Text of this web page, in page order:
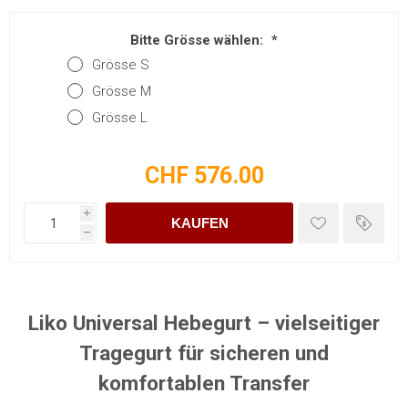
Bitte Grösse wählen: *
Grösse S
Grösse M
Grösse L
CHF 576.00
i
h
KAUFEN
Liko Universal Hebegurt – vielseitiger
Tragegurt für sicheren und
komfortablen Transfer